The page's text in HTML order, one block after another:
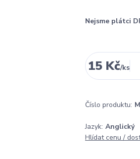
Nejsme plátci
15 Kč/ks
Číslo produktu:
Jazyk: Anglický
Hlídat cenu /